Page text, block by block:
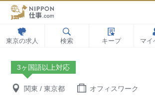
東京の求人 検索 キープ マイ
3ヶ国語以上対応
関東 / 東京都 オフィスワーク